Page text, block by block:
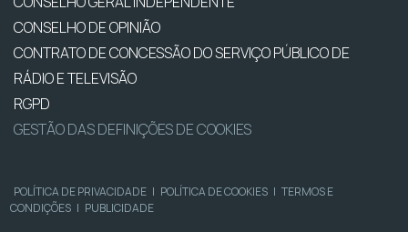
CONSELHO DE OPINIÃO
CONTRATO DE CONCESSÃO DO SERVIÇO PÚBLICO DE
RÁDIO E TELEVISÃO
RGPD
GESTÃO DAS DEFINIÇÕES DE COOKIES
POLÍTICA DE PRIVACIDADE | POLÍTICA DE COOKIES | TERMOS E
CONDIÇÕES | PUBLICIDADE